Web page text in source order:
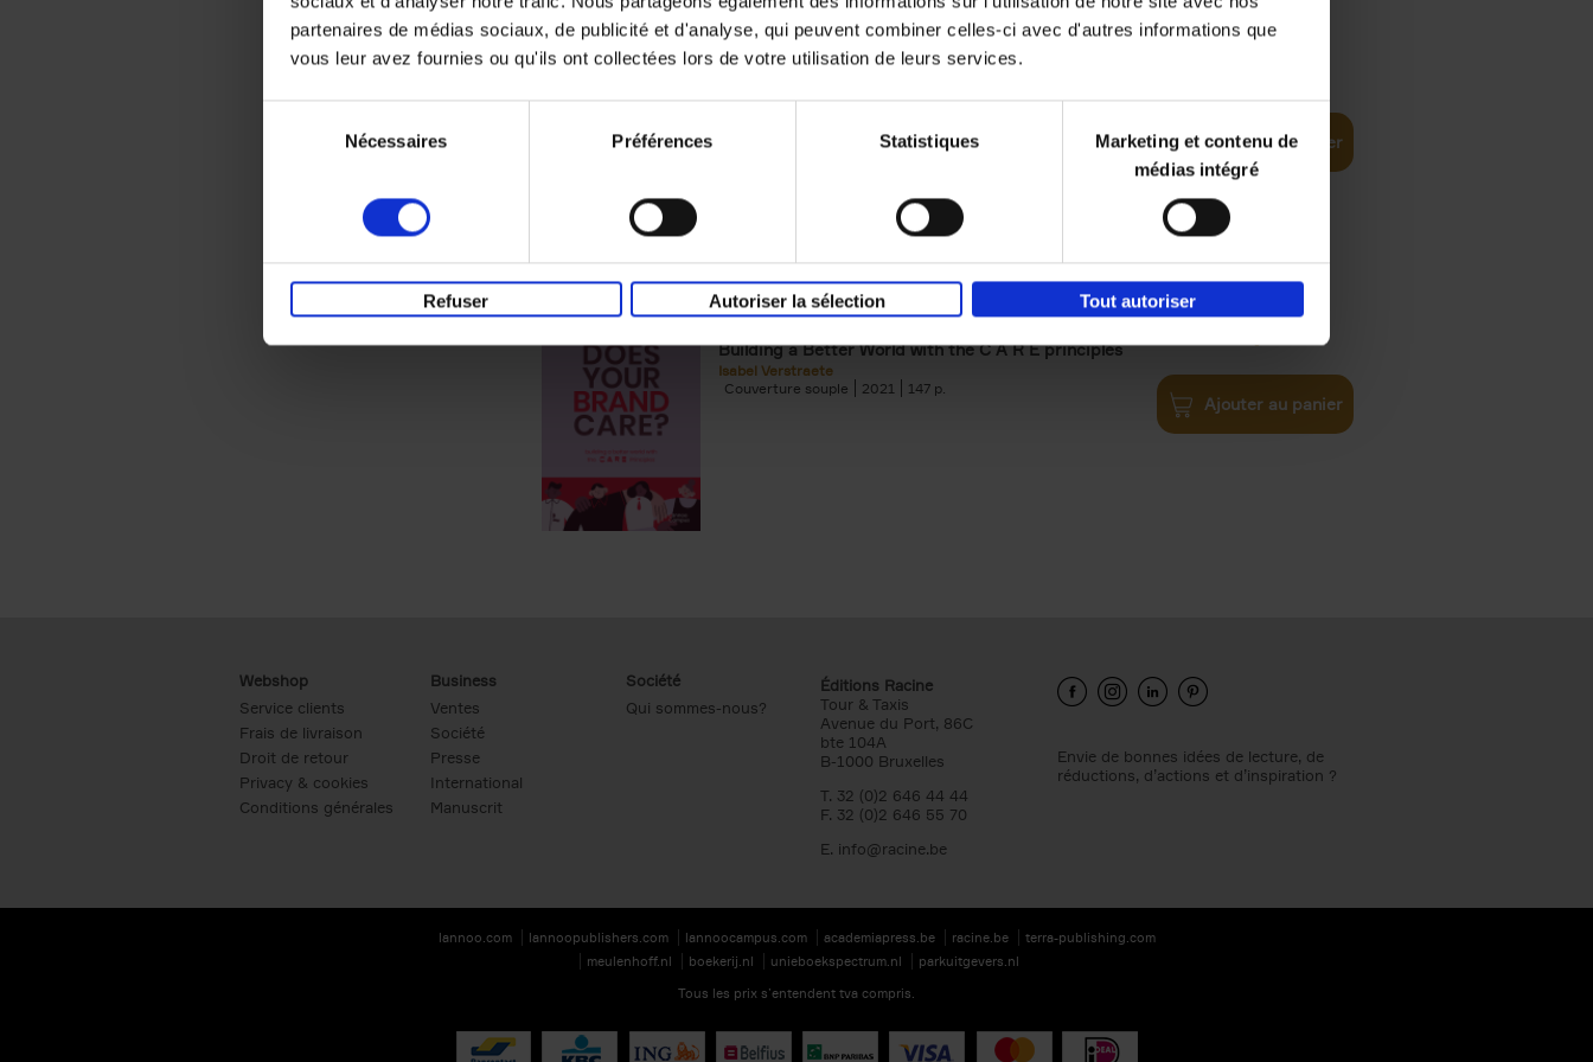
partenaires de médias sociaux, de publicité et d'analyse, qui peuvent combiner celles-ci avec d'autres informations que
vous leur avez fournies ou qu'ils ont collectées lors de votre utilisation de leurs services.
Nécessaires Préférences Statistiques
Marketing et contenu de
médias intégré
Refuser Autoriser la sélection Tout autoriser
Digital marketing like a PRO -
completely revised edition
Ajouter au panier
Does Your Brand Care?
Building a Better World with the C A R E principles
Isabel Verstraete
Couverture souple
2021 147
€34,99
Ajouter au panier
Webshop
Service clients
Frais de livraison
Droit de retour
Privacy & cookies
Conditions générales
Business
Ventes
Société
Presse
International
Manuscrit
Société
Qui sommes-nous?
Éditions Racine
Tour & Taxis
Avenue du Port, 86C
bte 104A
B-1000 Bruxelles
T. 32 (0)2 646 44 44
F. 32 (0)2 646 55 70
E. info@racine.be
Envie de bonnes idées de lecture, de
réductions, d’actions et d’inspiration ?
lannoo.com lannoopublishers.com lannoocampus.com academiapress.be racine.be
terra-publishing.com
meulenhoff.nl
boekerij.nl unieboekspectrum.nl
parkuitgevers.nl
Tous les prix s’entendent tva compris.